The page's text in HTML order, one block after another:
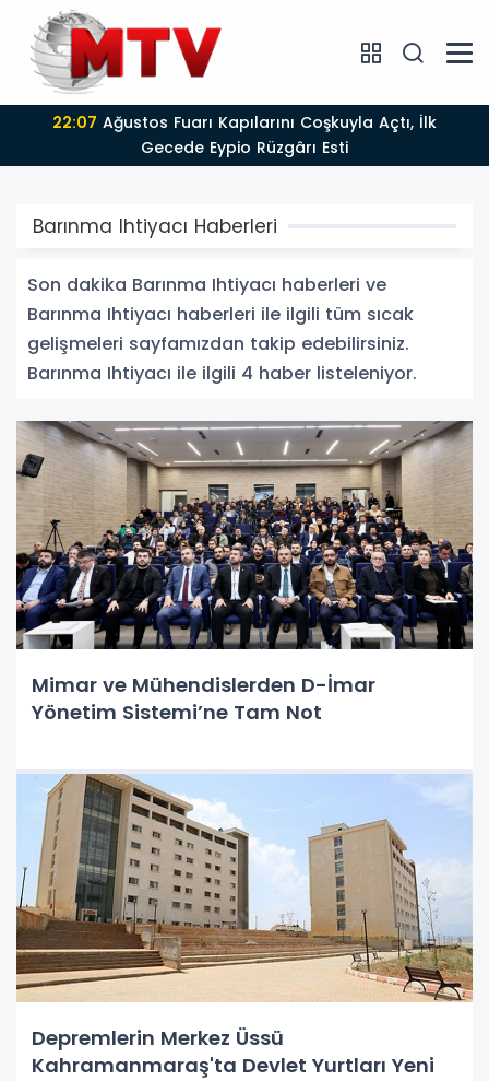
22:07
Gecede Eypio Rüzgârı Esti
Barınma Ihtiyacı Haberleri
Son dakika Barınma Ihtiyacı haberleri ve
Barınma Ihtiyacı haberleri ile ilgili tüm sıcak
gelişmeleri sayfamızdan takip edebilirsiniz.
Barınma Ihtiyacı ile ilgili 4 haber listeleniyor.
Mimar ve Mühendislerden D-İmar
Yönetim Sistemi’ne Tam Not
Depremlerin Merkez Üssü
Kahramanmaraş'ta Devlet Yurtları Yeni